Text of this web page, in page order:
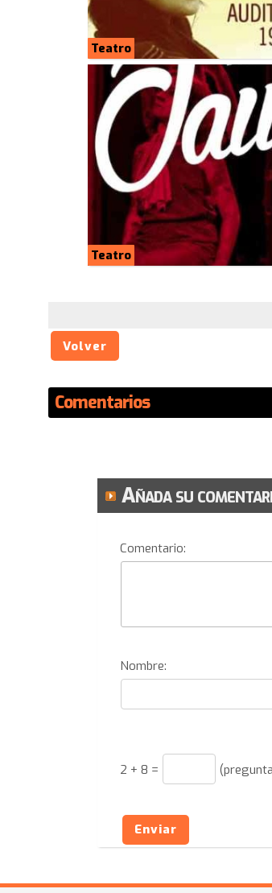
Teatro
Teatro
Volver
Comentarios
Añada su
Comentario:
Nombre:
2 + 8 =
Enviar